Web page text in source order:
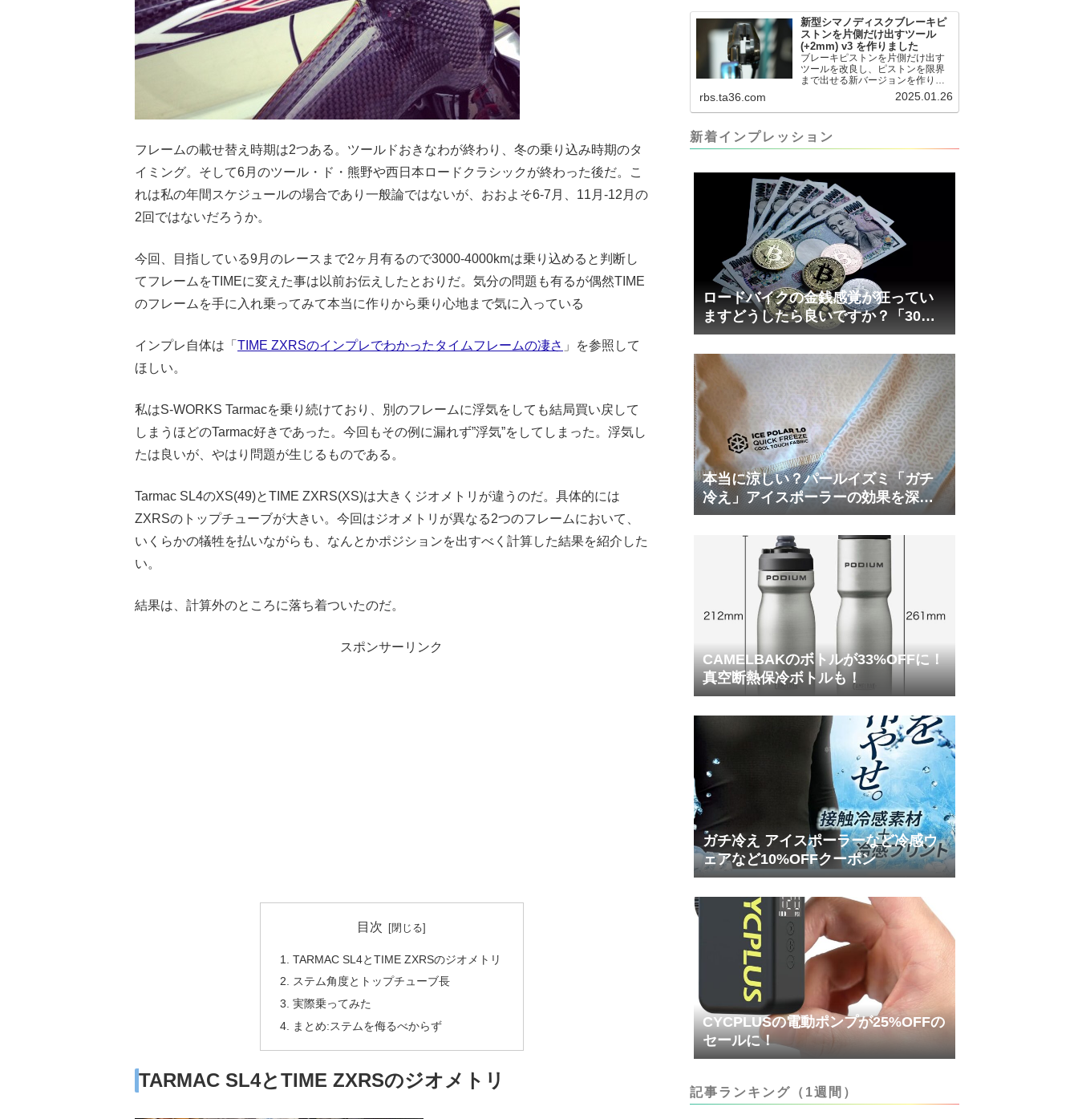
フレームの載せ替え時期は2つある。ツールドおきなわが終わり、冬の乗り込み時期のタ
イミング。そして6月のツール・ド・熊野や西日本ロードクラシックが終わった後だ。こ
れは私の年間スケジュールの場合であり一般論ではないが、おおよそ6-7月、11月-12月の
2回ではないだろうか。
今回、目指している9月のレースまで2ヶ月有るので3000-4000kmは乗り込めると判断し
てフレームをTIMEに変えた事は以前お伝えしたとおりだ。気分の問題も有るが偶然TIME
のフレームを手に入れ乗ってみて本当に作りから乗り心地まで気に入っている
インプレ自体は「 TIME ZXRSのインプレでわかったタイムフレームの凄さ 」を参照して
ほしい。
私はS-WORKS Tarmacを乗り続けており、別のフレームに浮気をしても結局買い戻して
しまうほどのTarmac好きであった。今回もその例に漏れず”浮気”をしてしまった。浮気し
たは良いが、やはり問題が生じるものである。
Tarmac SL4のXS(49)とTIME ZXRS(XS)は大きくジオメトリが違うのだ。具体的には
ZXRSのトップチューブが大きい。今回はジオメトリが異なる2つのフレームにおいて、
いくらかの犠牲を払いながらも、なんとかポジションを出すべく計算した結果を紹介した
い。
結果は、計算外のところに落ち着ついたのだ。
スポンサーリンク
目次
TARMAC SL4とTIME ZXRSのジオメトリ
ステム角度とトップチューブ長
実際乗ってみた
まとめ:ステムを侮るべからず
TARMAC SL4とTIME ZXRSのジオメトリ
戻すツール」
pic.twitter.com/jiwVmCb32N— IT技
術者ロードバイク (@FJT_TKS)
November 22, 2024何ができるの
かというと、出ているピス...
新型シマノディスクブレーキピ
ストンを片側だけ出すツール
(+2mm) v3 を作りました
ブレーキピストンを片側だけ出す
ツールを改良し、ピストンを限界
まで出せる新バージョンを作りま
した。前作よりも+2.18mm出せる
ようになりました。寸法設計に関
しては、数パターンを作って、オ
も安全な寸法設計に落ち着いてい
ます。ピストン出しチキンレース
れしましたが、ギリギリまで攻め
てますのでピストン内部の汚れを
さらに掃除できると思います。前
作の...
rbs.ta36.com 2025.01.26
新着インプレッション
ロードバイクの金銭感覚が狂ってい
ますどうしたら良いですか？「30万
円は安い」の正体
本当に涼しい？パールイズミ「ガチ
冷え」アイスポーラーの効果を深部
体温計COREで測ってみた
CAMELBAKのボトルが33%OFFに！
真空断熱保冷ボトルも！
ガチ冷え アイスポーラーなど冷感ウ
ェアなど10%OFFクーポン
CYCPLUSの電動ポンプが25%OFFの
セールに！
記事ランキング（1週間）